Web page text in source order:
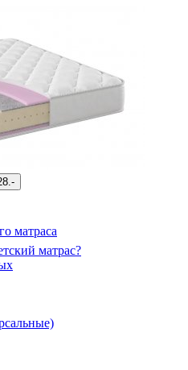
матраса
матрас?